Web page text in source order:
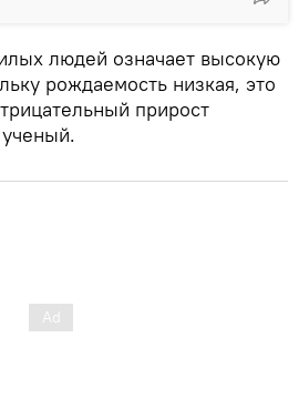
людей означает высокую
рождаемость низкая, это
прирост